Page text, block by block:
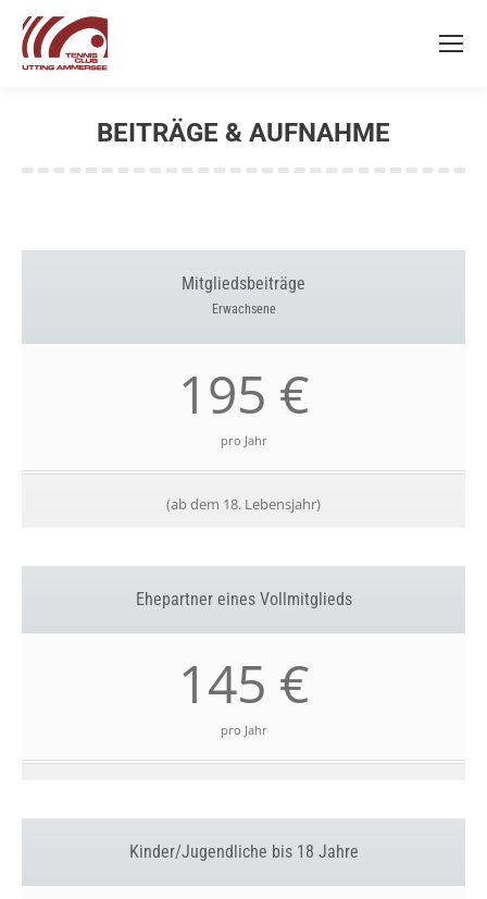
BEITRÄGE & AUFNAHME
Mitgliedsbeiträge
Erwachsene
195 €
pro Jahr
(ab dem 18. Lebensjahr)
Ehepartner eines Vollmitglieds
145 €
pro Jahr
Kinder/Jugendliche bis 18 Jahre